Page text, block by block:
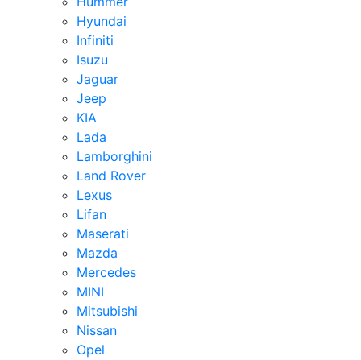
Hyundai
Infiniti
Isuzu
Jaguar
Jeep
KIA
Lada
Lamborghini
Land Rover
Lexus
Lifan
Maserati
Mazda
Mercedes
MINI
Mitsubishi
Nissan
Opel